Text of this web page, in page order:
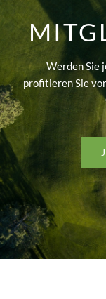
Werden Sie
profitieren Sie